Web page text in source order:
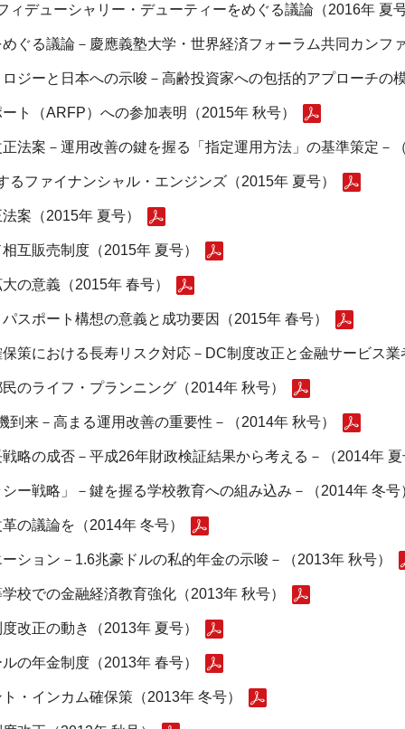
ィデューシャリー・デューティーをめぐる議論（2016年 夏
ぐる議論－慶應義塾大学・世界経済フォーラム共同カンフ
ジーと日本への示唆－高齢投資家への包括的アプローチの
ト（ARFP）への参加表明（2015年 秋号）
法案－運用改善の鍵を握る「指定運用方法」の基準策定－
ファイナンシャル・エンジンズ（2015年 夏号）
案（2015年 夏号）
互販売制度（2015年 夏号）
の意義（2015年 春号）
スポート構想の意義と成功要因（2015年 春号）
策における長寿リスク対応－DC制度改正と金融サービス
のライフ・プランニング（2014年 秋号）
来－高まる運用改善の重要性－（2014年 秋号）
略の成否－平成26年財政検証結果から考える－（2014年 夏
ー戦略」－鍵を握る学校教育への組み込み－（2014年 冬号
の議論を（2014年 冬号）
ション－1.6兆豪ドルの私的年金の示唆－（2013年 秋号）
校での金融経済教育強化（2013年 秋号）
改正の動き（2013年 夏号）
の年金制度（2013年 春号）
・インカム確保策（2013年 冬号）